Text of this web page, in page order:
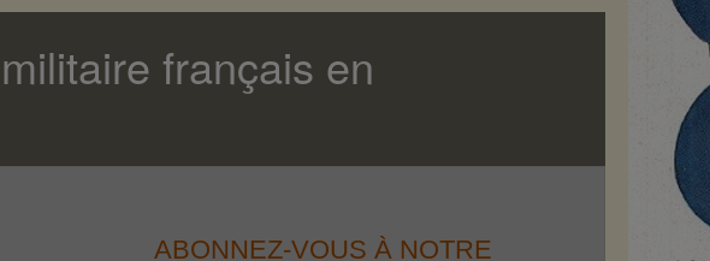
français en
ABONNEZ-VOUS À NOTRE